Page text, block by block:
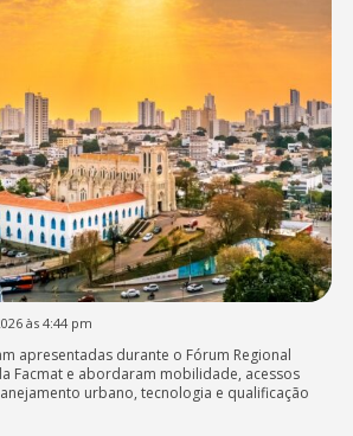
às 4:44 pm
apresentadas durante o Fórum Regional
Facmat e abordaram mobilidade, acessos
urbano, tecnologia e qualificação